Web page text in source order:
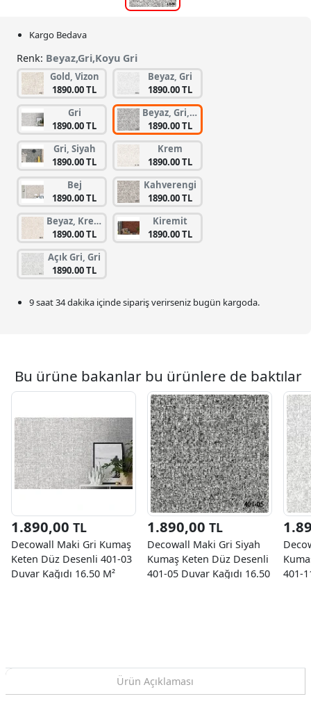
Kargo Bedava
Renk: Beyaz,Gri,Koyu Gri
Gold, Vizon
1890.00 TL
Beyaz, Gri
1890.00 TL
Gri
1890.00 TL
Beyaz, Gri, Koyu Gri
1890.00 TL
Gri, Siyah
1890.00 TL
Krem
1890.00 TL
Bej
1890.00 TL
Kahverengi
1890.00 TL
Beyaz, Krem
1890.00 TL
Kiremit
1890.00 TL
Açık Gri, Gri
1890.00 TL
9 saat 34 dakika içinde sipariş verirseniz bugün kargoda.
Bu ürüne bakanlar bu ürünlere de baktılar
1.890,00 TL
Decowall Maki Gri Kumaş
Keten Düz Desenli 401-03
Duvar Kağıdı 16.50 M²
1.890,00 TL
Decowall Maki Gri Siyah
Kumaş Keten Düz Desenli
401-05 Duvar Kağıdı 16.50
401-
Ürün Açıklaması